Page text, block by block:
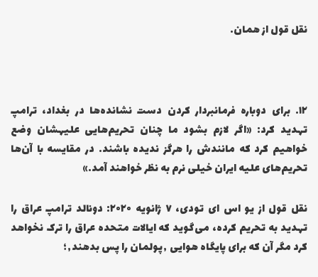
نقل قول از همان.
۱۲… برای دوباره فرمانبردار کردن دست نشانده‌ها در بغداد، ترامپ
تهدید کرد: «اگر لازم بشود ما چنان تحریم‌هایی علیهشان وضع
خواهیم کرد که مانندش را هرگز ندیده باشند. در مقایسه با آن‌ها
تحریم‌های علیه ایران خیلی نرم به نظر خواهند آمد.»
نقل قول از یو اس ای تودی، ۷ ژانویه ۲۰۲۰: دونالد ترامپ عراق را
تهدید به تحریم کرده، می‌گوید که ایالات متحده عراق را ترک نخواهد
کرد مگر آن که برای پایگاه هوایی ٬پولمان را پس بدهند٬؛